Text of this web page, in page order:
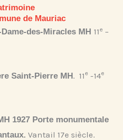
de Mauriac
des-Miracles MH 11 e –
Saint-Pierre MH. 11 e -14e
1927 Porte monumentale
Vantail 17e siècle.